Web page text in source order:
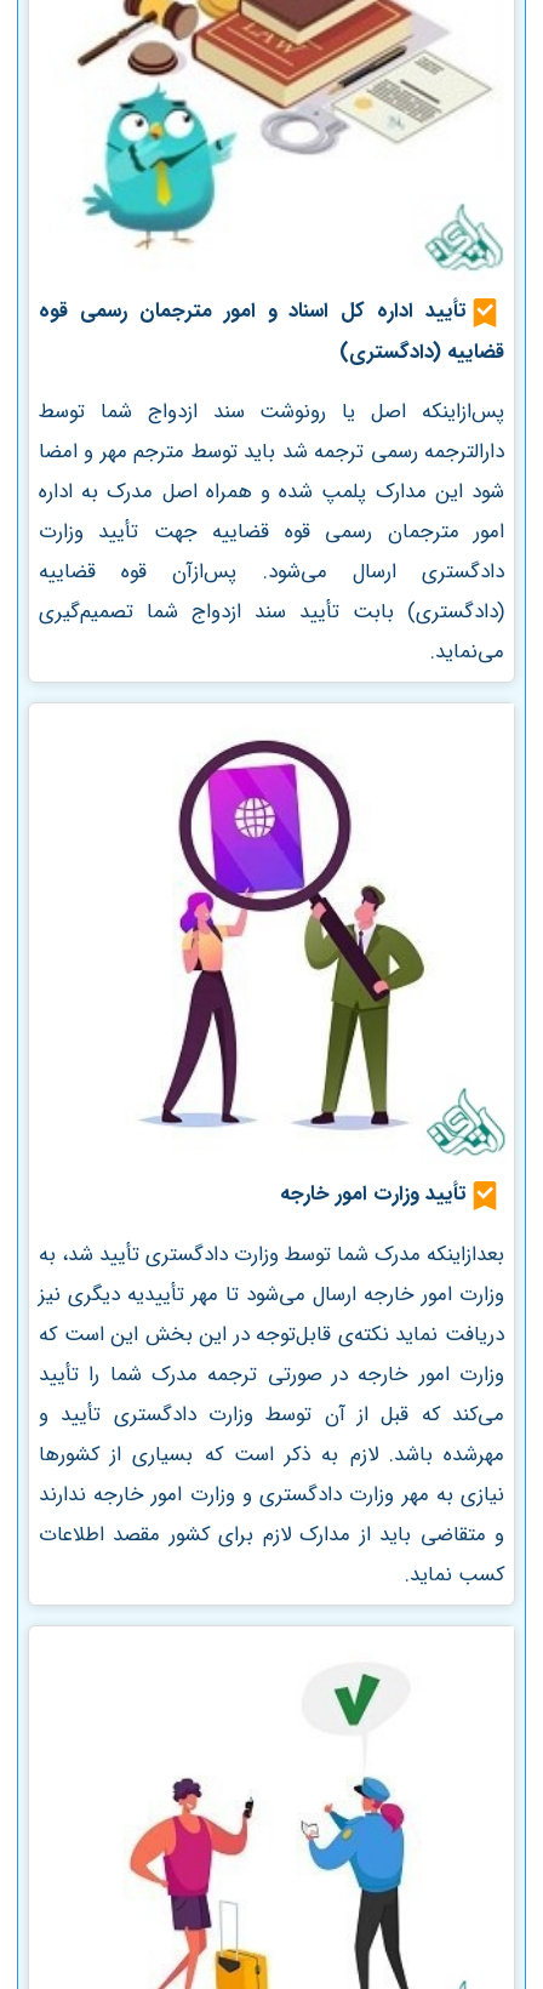
تأیید اداره کل اسناد و امور مترجمان رسمی قوه
قضاییه (دادگستری)
پس‌ازاینکه اصل یا رونوشت سند ازدواج شما توسط
دارالترجمه رسمی ترجمه شد باید توسط مترجم مهر و امضا
شود این مدارک پلمپ شده و همراه اصل مدرک به اداره
امور مترجمان رسمی قوه قضاییه جهت تأیید وزارت
دادگستری ارسال می‌شود. پس‌ازآن قوه قضاییه
(دادگستری) بابت تأیید سند ازدواج شما تصمیم‌گیری
می‌نماید.
تأیید وزارت امور خارجه
بعدازاینکه مدرک شما توسط وزارت دادگستری تأیید شد، به
وزارت امور خارجه ارسال می‌شود تا مهر تأییدیه دیگری نیز
دریافت نماید نکته‌ی قابل‌توجه در این بخش این است که
وزارت امور خارجه در صورتی ترجمه مدرک شما را تأیید
می‌کند که قبل از آن توسط وزارت دادگستری تأیید و
مهرشده باشد. لازم به ذکر است که بسیاری از کشورها
نیازی به مهر وزارت دادگستری و وزارت امور خارجه ندارند
و متقاضی باید از مدارک لازم برای کشور مقصد اطلاعات
کسب نماید.